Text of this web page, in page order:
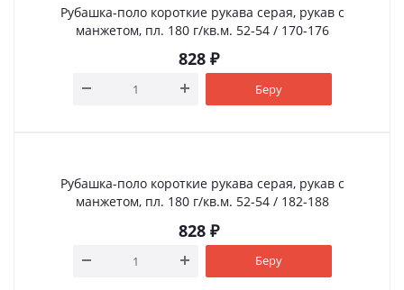
Рубашка-поло короткие рукава серая, рукав с
манжетом, пл. 180 г/кв.м. 52-54 / 170-176
828 ₽
Беру
Рубашка-поло короткие рукава серая, рукав с
манжетом, пл. 180 г/кв.м. 52-54 / 182-188
828 ₽
Беру